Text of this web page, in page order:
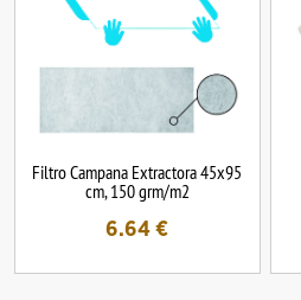
Filtro Campana Extractora 45x95
cm, 150 grm/m2
6.64 €